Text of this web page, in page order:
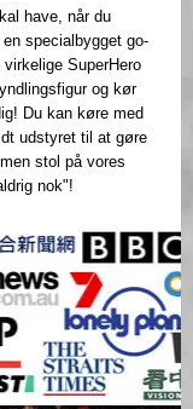
have, når du
specialbygget go-
SuperHero
og kør
Du kan køre med
udstyret til at gøre
stol på vores
nok"!